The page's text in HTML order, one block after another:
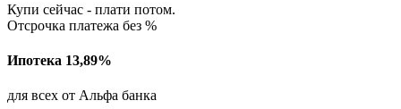
Купи сейчас - плати потом.
Отсрочка платежа без %
Ипотека 13,89%
для всех от Альфа банка